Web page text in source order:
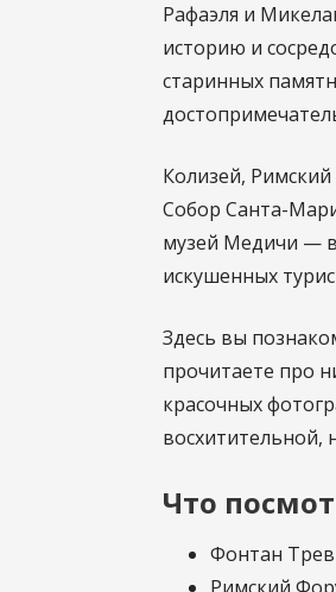
Рафаэля и
историю и
старинных
Колизей,
Собор Санта-
музей Медичи —
искушенных
Здесь вы
прочитаете про
красочных
восхитительной,
Что
Фонтан